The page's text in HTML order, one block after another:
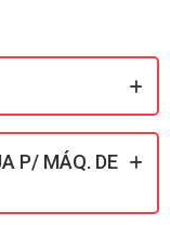
P/ MÁQ. DE